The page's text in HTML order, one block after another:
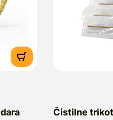
Čistilne